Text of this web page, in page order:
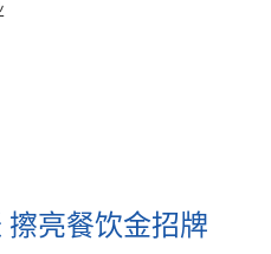
亮餐饮金招牌